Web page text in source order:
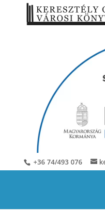
+36 74/493 076